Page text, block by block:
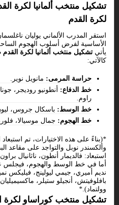
تشكيل منتخب ألمانيا لكرة
لكرة القدم
استقر المدرب الألماني يوليان
الأساسية لفرض أسلوب الهجوم
يأتي تشكيل منتخب ألمانيا لكرة
كالآتي:
حراسة المرمى: مانويل نوير.
خط الدفاع: أنطونيو روديجر،
راوم.
خط الوسط: باسكال جروس،
خط الهجوم: جمال موسيالا،
*(بناءً على هذه الاختيارات، تم
وألكسندر نوبل والتواجد على مقاعد
استبعاد: فالديمار أنطون، ناثانيال
أما في خط الوسط والهجوم، فيجلس
نديم أميري، جيمي ليولينج، فيليكس
بافلوفيتش، أنجيلو ستيلر،
وولتماد).*
تشكيل منتخب كوراساو لكرة